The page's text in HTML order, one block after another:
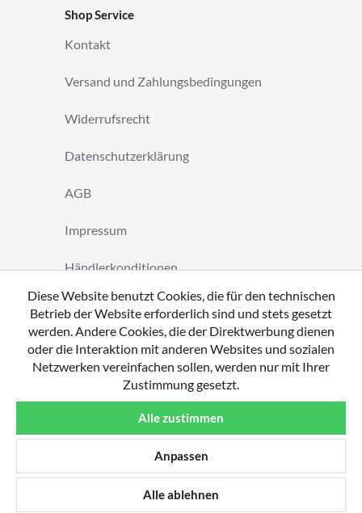
Shop Service
Kontakt
Versand und Zahlungsbedingungen
Widerrufsrecht
Datenschutzerklärung
AGB
Impressum
Händlerkonditionen
Vertrag widerrufen
Copyright 2026 by tavato GmbH
Diese Website benutzt Cookies, die für den technischen
Betrieb der Website erforderlich sind und stets gesetzt
werden. Andere Cookies, die der Direktwerbung dienen
oder die Interaktion mit anderen Websites und sozialen
Netzwerken vereinfachen sollen, werden nur mit Ihrer
Zustimmung gesetzt.